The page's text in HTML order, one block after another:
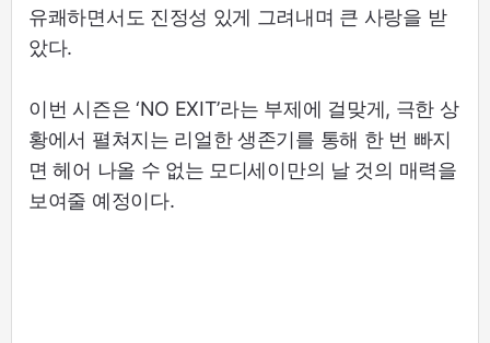
유쾌하면서도 진정성 있게 그려내며 큰 사랑을 받
았다.
이번 시즌은 ‘NO EXIT’라는 부제에 걸맞게, 극한 상
황에서 펼쳐지는 리얼한 생존기를 통해 한 번 빠지
면 헤어 나올 수 없는 모디세이만의 날 것의 매력을
보여줄 예정이다.